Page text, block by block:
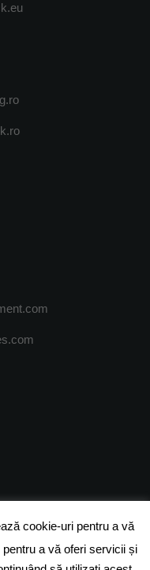
All rights reserved.
DESPRE COOKIES
cookie-uri pentru a vă
a vă oferi servicii și